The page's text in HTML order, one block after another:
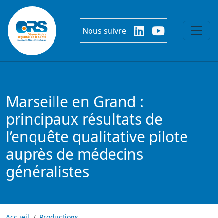
Aller au contenu principal
Nous suivre
Marseille en Grand :
principaux résultats de
l’enquête qualitative pilote
auprès de médecins
généralistes